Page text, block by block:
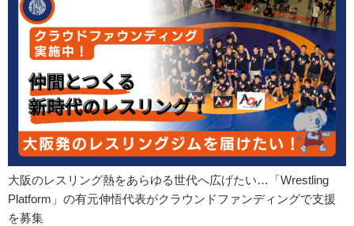
大阪のレスリング熱をあらゆる世代へ広げたい…「Wrestling
Platform」の有元伸悟代表がクラウンドファンディングで支援
を募集